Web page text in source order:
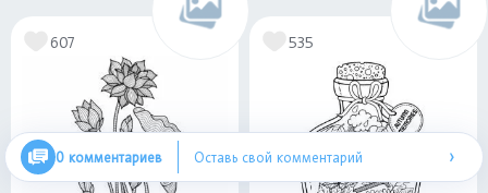
607 535
0 комментариев Оставь свой комментарий ›